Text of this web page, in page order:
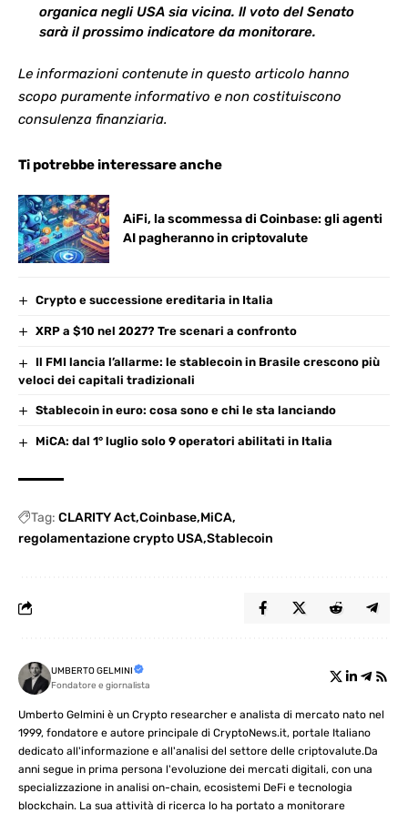
organica negli USA sia vicina. Il voto del Senato
sarà il prossimo indicatore da monitorare.
Le informazioni contenute in questo articolo hanno
scopo puramente informativo e non costituiscono
consulenza finanziaria.
Ti potrebbe interessare anche
AiFi, la scommessa di Coinbase: gli agenti
AI pagheranno in criptovalute
Crypto e successione ereditaria in Italia
XRP a $10 nel 2027? Tre scenari a confronto
Il FMI lancia l’allarme: le stablecoin in Brasile crescono più
veloci dei capitali tradizionali
Stablecoin in euro: cosa sono e chi le sta lanciando
MiCA: dal 1° luglio solo 9 operatori abilitati in Italia
Tag: CLARITY Act Coinbase MiCA
regolamentazione crypto USA Stablecoin
UMBERTO GELMINI
Fondatore e giornalista
Umberto Gelmini è un Crypto researcher e analista di mercato nato nel
1999, fondatore e autore principale di CryptoNews.it, portale Italiano
dedicato all'informazione e all'analisi del settore delle criptovalute.Da
anni segue in prima persona l'evoluzione dei mercati digitali, con una
specializzazione in analisi on-chain, ecosistemi DeFi e tecnologia
blockchain. La sua attività di ricerca lo ha portato a monitorare